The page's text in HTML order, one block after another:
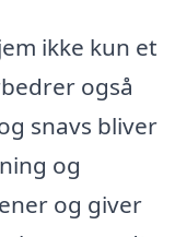
ikke kun et
også
snavs bliver
og
og giver